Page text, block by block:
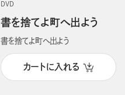
DVD
書を捨てよ町へ出よう
書を捨てよ町へ出よう
カートに入れる